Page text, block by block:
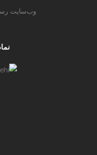
وب‌سایت